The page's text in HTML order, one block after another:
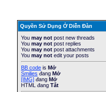
Quyền Sử Dụng Ở Diễn Ðàn
You may not post new threads
You may not post replies
You may not post attachments
You may not edit your posts
BB code is Mở
Smilies đang Mở
[IMG] đang Mở
HTML đang Tắt